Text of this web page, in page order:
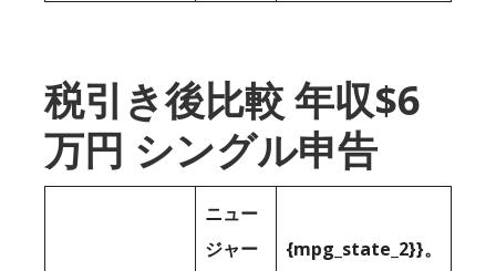
税引き後比較 年収$6
万円 シングル申告
ニュー
ジャー
{mpg_state_2}}。